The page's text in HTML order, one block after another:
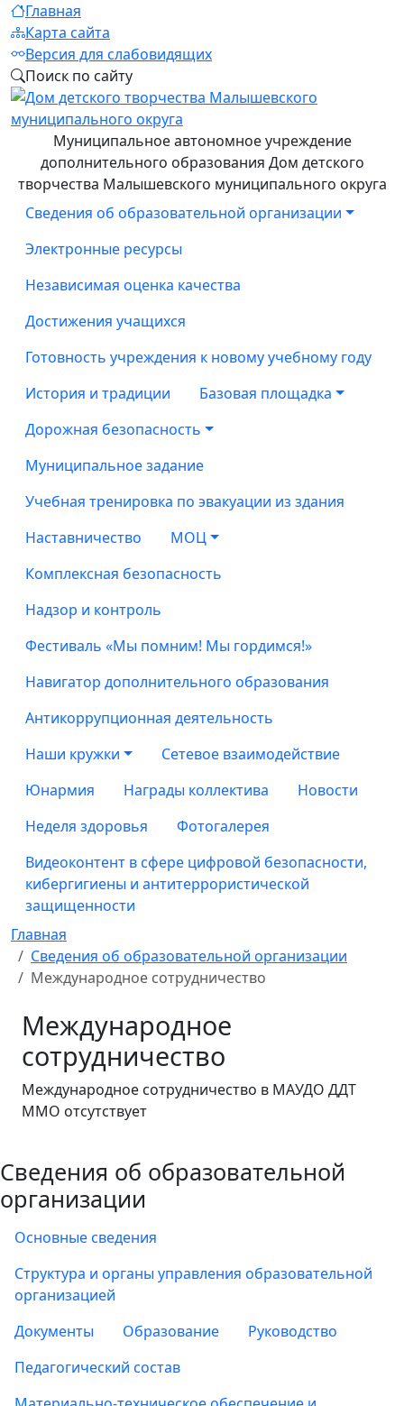
Главная
Карта сайта
Версия для слабовидящих
Поиск по сайту
Муниципальное автономное учреждение
дополнительного образования Дом детского
творчества Малышевского муниципального округа
Сведения об образовательной организации
Электронные ресурсы
Независимая оценка качества
Достижения учащихся
Готовность учреждения к новому учебному году
История и традиции
Базовая площадка
Дорожная безопасность
Муниципальное задание
Учебная тренировка по эвакуации из здания
Наставничество
МОЦ
Комплексная безопасность
Надзор и контроль
Фестиваль «Мы помним! Мы гордимся!»
Навигатор дополнительного образования
Антикоррупционная деятельность
Наши кружки
Сетевое взаимодействие
Юнармия
Награды коллектива
Новости
Неделя здоровья
Фотогалерея
Видеоконтент в сфере цифровой безопасности,
кибергигиены и антитеррористической
защищенности
Главная
Сведения об образовательной организации
Международное сотрудничество
Международное
сотрудничество
Международное сотрудничество в МАУДО ДДТ
ММО отсутствует
Сведения об образовательной
организации
Основные сведения
Структура и органы управления образовательной
организацией
Документы
Образование
Руководство
Педагогический состав